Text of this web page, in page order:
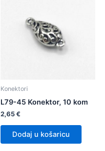
Konektori
L79-45 Konektor, 10 kom
2,65€
Dodaj u košaricu